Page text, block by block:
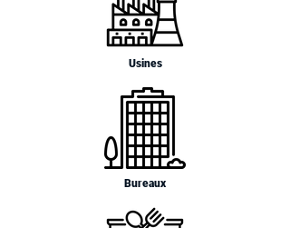
Usines
Bureaux